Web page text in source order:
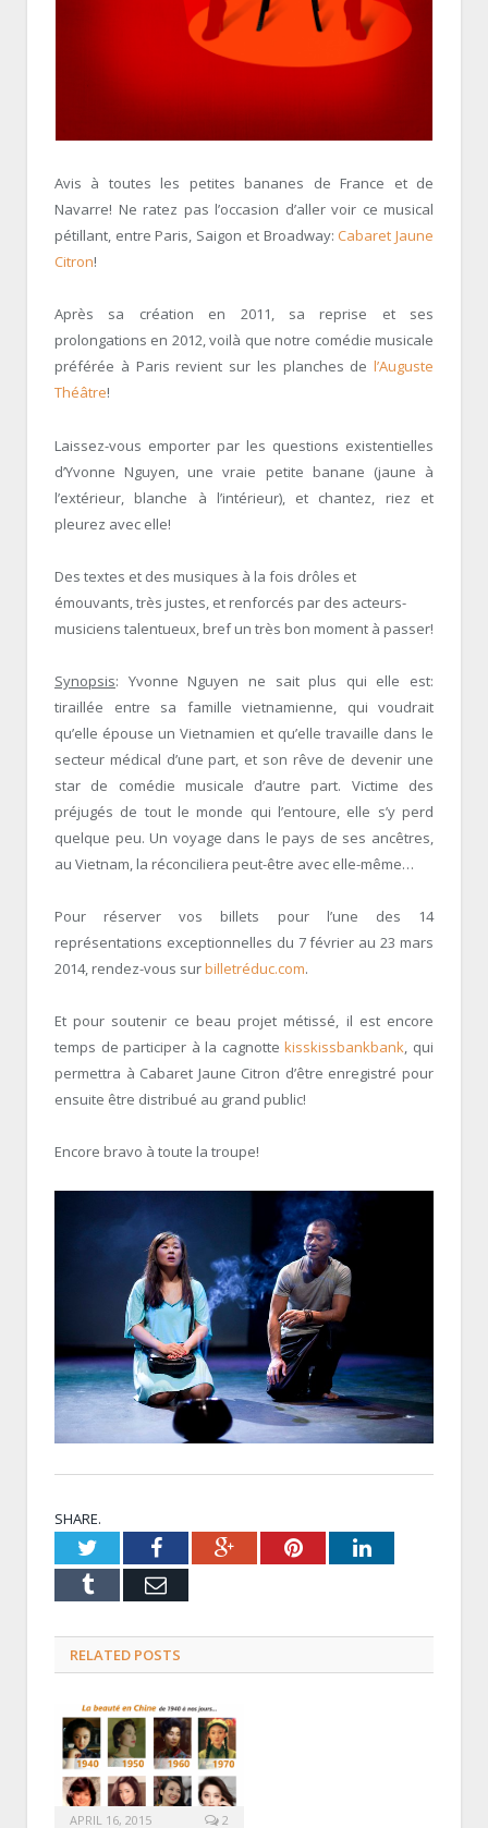
Avis à toutes les petites bananes de France et de
Navarre! Ne ratez pas l’occasion d’aller voir ce musical
pétillant, entre Paris, Saigon et Broadway: Cabaret Jaune
Citron!
Après sa création en 2011, sa reprise et ses
prolongations en 2012, voilà que notre comédie musicale
préférée à Paris revient sur les planches de l’Auguste
Théâtre!
Laissez-vous emporter par les questions existentielles
d’Yvonne Nguyen, une vraie petite banane (jaune à
l’extérieur, blanche à l’intérieur), et chantez, riez et
pleurez avec elle!
Des textes et des musiques à la fois drôles et
émouvants, très justes, et renforcés par des acteurs-
musiciens talentueux, bref un très bon moment à passer!
Synopsis: Yvonne Nguyen ne sait plus qui elle est:
tiraillée entre sa famille vietnamienne, qui voudrait
qu’elle épouse un Vietnamien et qu’elle travaille dans le
secteur médical d’une part, et son rêve de devenir une
star de comédie musicale d’autre part. Victime des
préjugés de tout le monde qui l’entoure, elle s’y perd
quelque peu. Un voyage dans le pays de ses ancêtres,
au Vietnam, la réconciliera peut-être avec elle-même…
Pour réserver vos billets pour l’une des 14
représentations exceptionnelles du 7 février au 23 mars
2014, rendez-vous surbilletréduc.com.
Et pour soutenir ce beau projet métissé, il est encore
temps de participer à la cagnottekisskissbankbank, qui
permettra à Cabaret Jaune Citron d’être enregistré pour
ensuite être distribué au grand public!
Encore bravo à toute la troupe!
SHARE.
TwitterFacebookGoogle+PinterestLinkedIn
Tumblr Email
RELATED POSTS
APRIL 16, 2015 2